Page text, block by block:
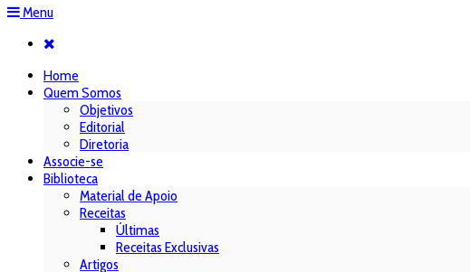
Menu
Home
Quem Somos
Objetivos
Editorial
Diretoria
Associe-se
Biblioteca
Material de Apoio
Receitas
Últimas
Receitas Exclusivas
Artigos